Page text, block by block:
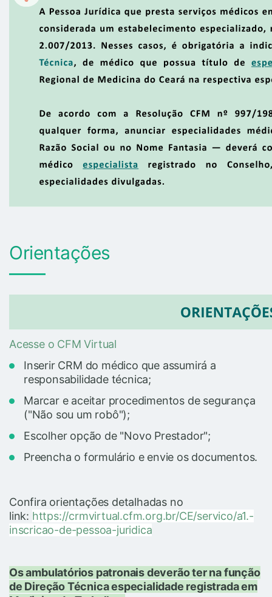
Orientações
Acesse o CFM Virtual
Inserir CRM do médico que assumirá a
responsabilidade técnica;
Marcar e aceitar procedimentos de segurança
("Não sou um robô");
Escolher opção de "Novo Prestador";
Preencha o formulário e envie os documentos.
Confira orientações detalhadas no
link: https://crmvirtual.cfm.org.br/CE/servico/a1.-
inscricao-de-pessoa-juridica
Os ambulatórios patronais deverão ter na função
de Direção Técnica especialidade registrada em